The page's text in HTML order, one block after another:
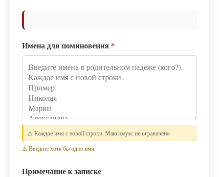
Имена для поминовения *
⚠️ Каждое имя с новой строки. Максимум: не ограничено
⚠️ Введите хотя бы одно имя
Примечание к записке